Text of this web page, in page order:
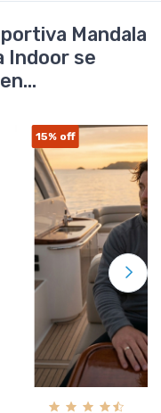
Mandala
Indoor se
15% off